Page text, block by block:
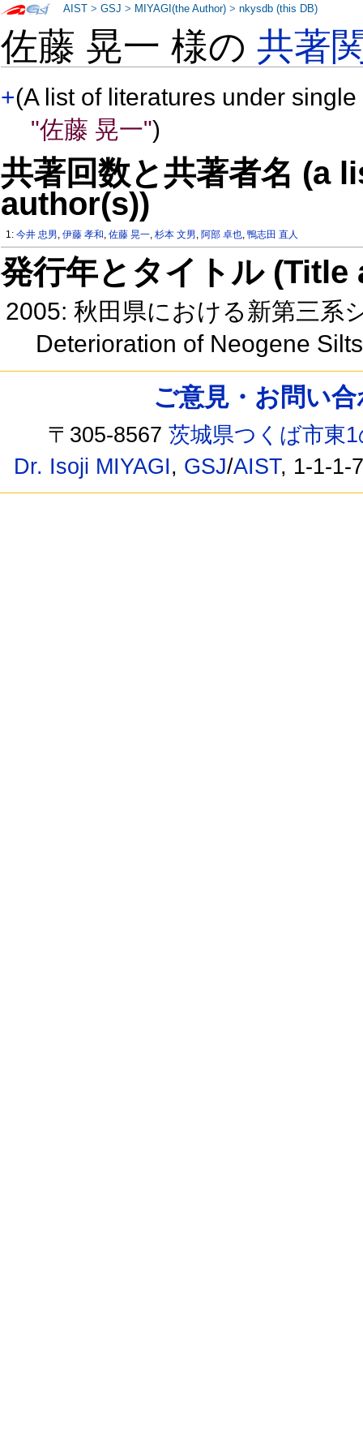
佐藤 晃一 様の共著
+(A list of literatures under
"佐藤 晃一")
共著回数と共著者名 (a
author(s))
1:今井 忠男,伊藤 孝和,佐藤 晃一,杉本 文男, 阿部 卓也,鴨志田 直人
発行年とタイトル
2005: 秋田県における新第三系
Deterioration of Neogene
AIST >GSJ > MIYAGI(the Author) >nkysdb (this DB)
ご意見・お問い
〒305-8567茨城県つくば市東
Dr. Isoji MIYAGI, GSJ/AIST, 1-1-1-